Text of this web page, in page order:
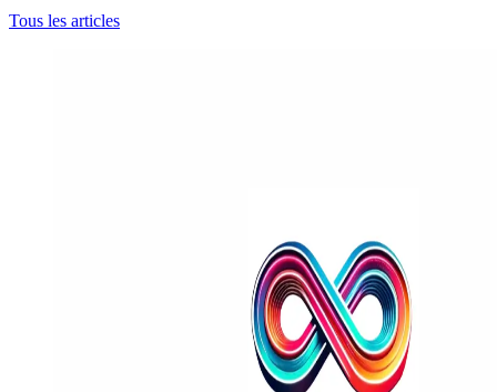
Tous les articles